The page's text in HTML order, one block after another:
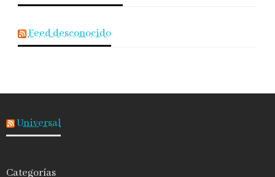
Feed desconocido
Universal
Categorías